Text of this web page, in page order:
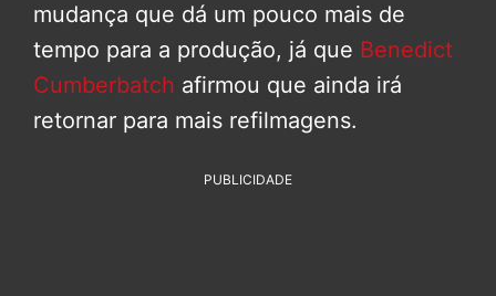
mudança que dá um pouco mais de
tempo para a produção, já que Benedict
Cumberbatch afirmou que ainda irá
retornar para mais refilmagens.
PUBLICIDADE